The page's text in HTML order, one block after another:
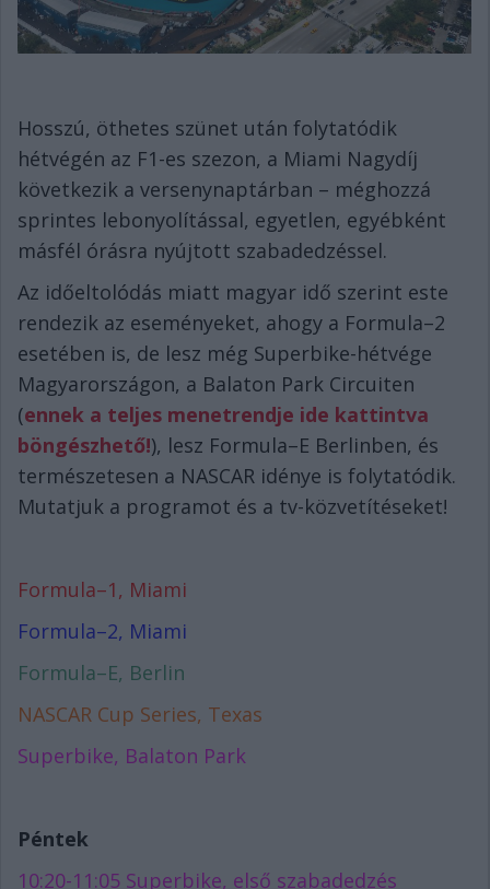
Hosszú, öthetes szünet után folytatódik
hétvégén az F1-es szezon, a Miami Nagydíj
következik a versenynaptárban – méghozzá
sprintes lebonyolítással, egyetlen, egyébként
másfél órásra nyújtott szabadedzéssel.
Az időeltolódás miatt magyar idő szerint este
rendezik az eseményeket, ahogy a Formula–2
esetében is, de lesz még Superbike-hétvége
Magyarországon, a Balaton Park Circuiten
(ennek a teljes menetrendje ide kattintva
böngészhető!), lesz Formula–E Berlinben, és
természetesen a NASCAR idénye is folytatódik.
Mutatjuk a programot és a tv-közvetítéseket!
Formula–1, Miami
Formula–2, Miami
Formula–E, Berlin
NASCAR Cup Series, Texas
Superbike, Balaton Park
Péntek
10:20-11:05 Superbike, első szabadedzés